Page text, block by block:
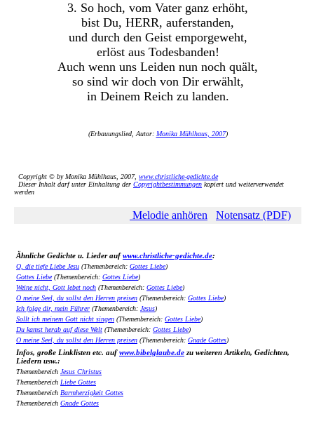
3. So hoch, vom Vater ganz erhöht,
bist Du, HERR, auferstanden,
und durch den Geist emporgeweht,
erlöst aus Todesbanden!
Auch wenn uns Leiden nun noch quält,
so sind wir doch von Dir erwählt,
in Deinem Reich zu landen.
(Erbauungslied, Autor: Monika Mühlhaus, 2007)
Copyright © by Monika Mühlhaus, 2007, www.christliche-gedichte.de
Dieser Inhalt darf unter Einhaltung der Copyrightbestimmungen kopiert und weiterverwendet
werden
Melodie anhören Notensatz (PDF)
Ähnliche Gedichte u. Lieder aufwww.christliche-gedichte.de:
O, die tiefe Liebe Jesu (Themenbereich: Gottes Liebe)
Gottes Liebe(Themenbereich: Gottes Liebe)
Weine nicht, Gott lebet noch (Themenbereich: Gottes Liebe)
O meine Seel, du sollst den Herren preisen (Themenbereich: Gottes Liebe)
Ich folge dir, mein Führer (Themenbereich: Jesus)
Sollt ich meinem Gott nicht singen (Themenbereich: Gottes Liebe)
Du kamst herab auf diese Welt (Themenbereich: Gottes Liebe)
O meine Seel, du sollst den Herren preisen (Themenbereich: Gnade Gottes)
Infos, große Linklisten etc. aufwww.bibelglaube.de zu weiteren Artikeln, Gedichten,
Liedern usw.:
Themenbereich Jesus Christus
Themenbereich Liebe Gottes
Themenbereich Barmherzigkeit Gottes
Themenbereich Gnade Gottes